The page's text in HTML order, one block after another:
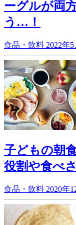
ーグルが両
う…！
食品・飲料 2022年5
子どもの朝
役割や食べ
食品・飲料 2020年